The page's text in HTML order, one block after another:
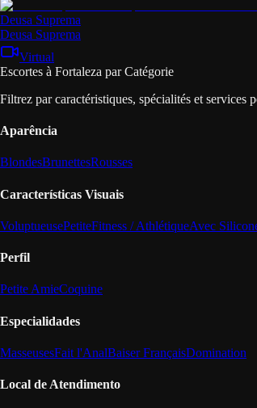
Deusa Suprema
Deusa Suprema
Virtual
Escortes à Fortaleza par Catégorie
Filtrez par caractéristiques, spécialités et services
Aparência
BlondesBrunettesRousses
Características Visuais
VoluptueusePetiteFitness / AthlétiqueAvec
Perfil
Petite AmieCoquine
Especialidades
MasseusesFait l'AnalBaiser FrançaisDomination
Local de Atendimento